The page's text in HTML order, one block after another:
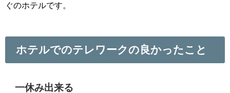
ぐのホテルです。
ホテルでのテレワークの良かったこと
一休み出来る